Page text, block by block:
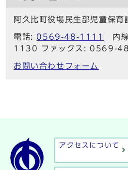
阿久比町役場民生部児童保育
電話: 0569-48-1111
内
1130 ファックス: 0569-
お問い合わせフォーム
アクセスについて